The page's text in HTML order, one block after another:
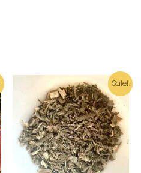
Sale!
Ursprünglicher
Preis
war:
5,00 €
Aktueller
Preis
ist:
2,00 €.